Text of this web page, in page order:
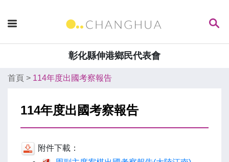
彰化縣伸港鄉民代表會
首頁 > 114年度出國考察報告
114年度出國考察報告
附件下載：